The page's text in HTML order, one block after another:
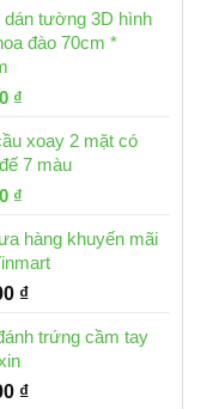
dán tường 3D hình
đào 70cm *
₫.
₫
tại
là:
xoay 2 mặt có
7 màu
₫.
₫
tại
là:
35.000 ₫.
hàng khuyến mãi
₫
trứng cầm tay
₫